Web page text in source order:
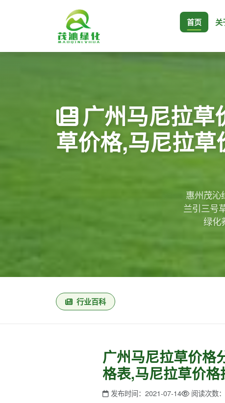
首页 关
广州马尼拉草
草价格,马尼拉
惠州茂沁
兰引三号
绿化
行业百科
广州马尼拉草价格
格表,马尼拉草价
发布时间：2021-07-14 阅读次数